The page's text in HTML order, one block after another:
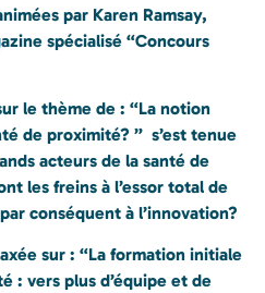
par Karen Ramsay,
spécialisé “Concours
le thème de : “La notion
de proximité? ” s’est tenue
acteurs de la santé de
les freins à l’essor total de
conséquent à l’innovation?
sur : “La formation initiale
: vers plus d’équipe et de